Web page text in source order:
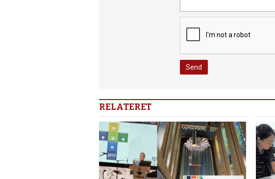
RELATERET